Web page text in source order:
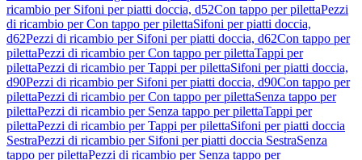
ricambio per Sifoni per piatti doccia, d52Con tappo per pilettaPezzi
di ricambio per Con tappo per pilettaSifoni per piatti doccia,
d62Pezzi di ricambio per Sifoni per piatti doccia, d62Con tappo per
pilettaPezzi di ricambio per Con tappo per pilettaTappi per
pilettaPezzi di ricambio per Tappi per pilettaSifoni per piatti doccia,
d90Pezzi di ricambio per Sifoni per piatti doccia, d90Con tappo per
pilettaPezzi di ricambio per Con tappo per pilettaSenza tappo per
pilettaPezzi di ricambio per Senza tappo per pilettaTappi per
pilettaPezzi di ricambio per Tappi per pilettaSifoni per piatti doccia
SestraPezzi di ricambio per Sifoni per piatti doccia SestraSenza
tappo per pilettaPezzi di ricambio per Senza tappo per